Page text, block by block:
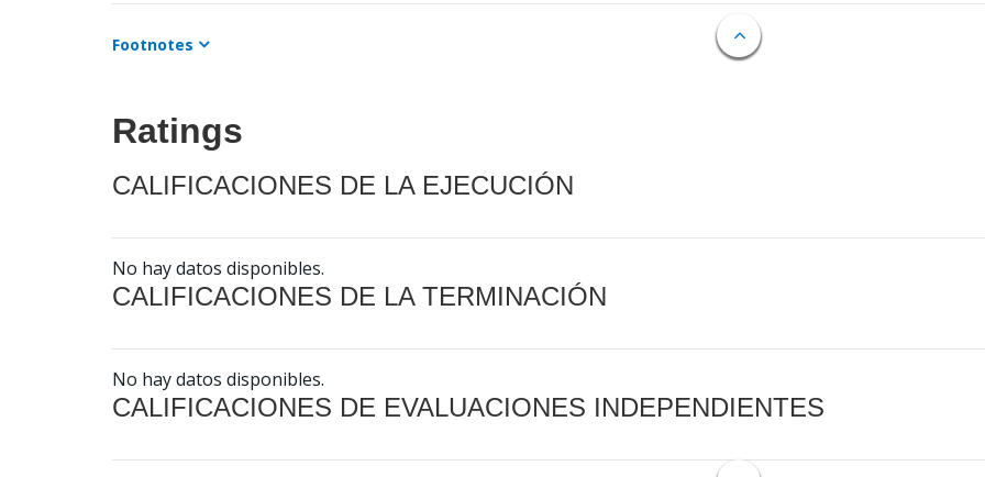
Footnotes
Ratings
CALIFICACIONES DE LA EJECUCIÓN
No hay datos disponibles.
CALIFICACIONES DE LA TERMINACIÓN
No hay datos disponibles.
CALIFICACIONES DE EVALUACIONES INDEPENDIENTES